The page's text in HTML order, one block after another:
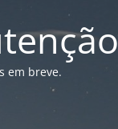
em breve.